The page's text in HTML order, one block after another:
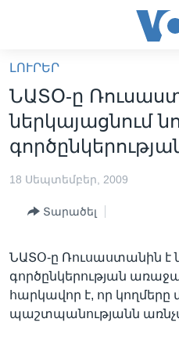
հիմնական
բովանդակությանը
անցնել
հիմնական
բովանդակությանը
բովանդակություն
ԼՈՒՐԵՐ
ՍՓՅՈՒՌՔ
IN ENGLISH
ՄԵՐ ՄԱՍԻՆ
«ԱՄԵՐԻԿԱՅԻ ՁԱՅՆ»-Ի
ԿԱՊ ՄԵԶ ՀԵՏ
ՈՒԿՐԱԻՆԱԿԱՆ
Learning English
ԼՈՒՐԵՐ
ՆԱՏՕ-ը
ներկայացնում
18 Սեպտեմբեր, 2009
Տարածել
ՆԱՏՕ-ը Ռուսաստանին է
գործընկերության
հարկավոր է, որ
պաշտպանությանն